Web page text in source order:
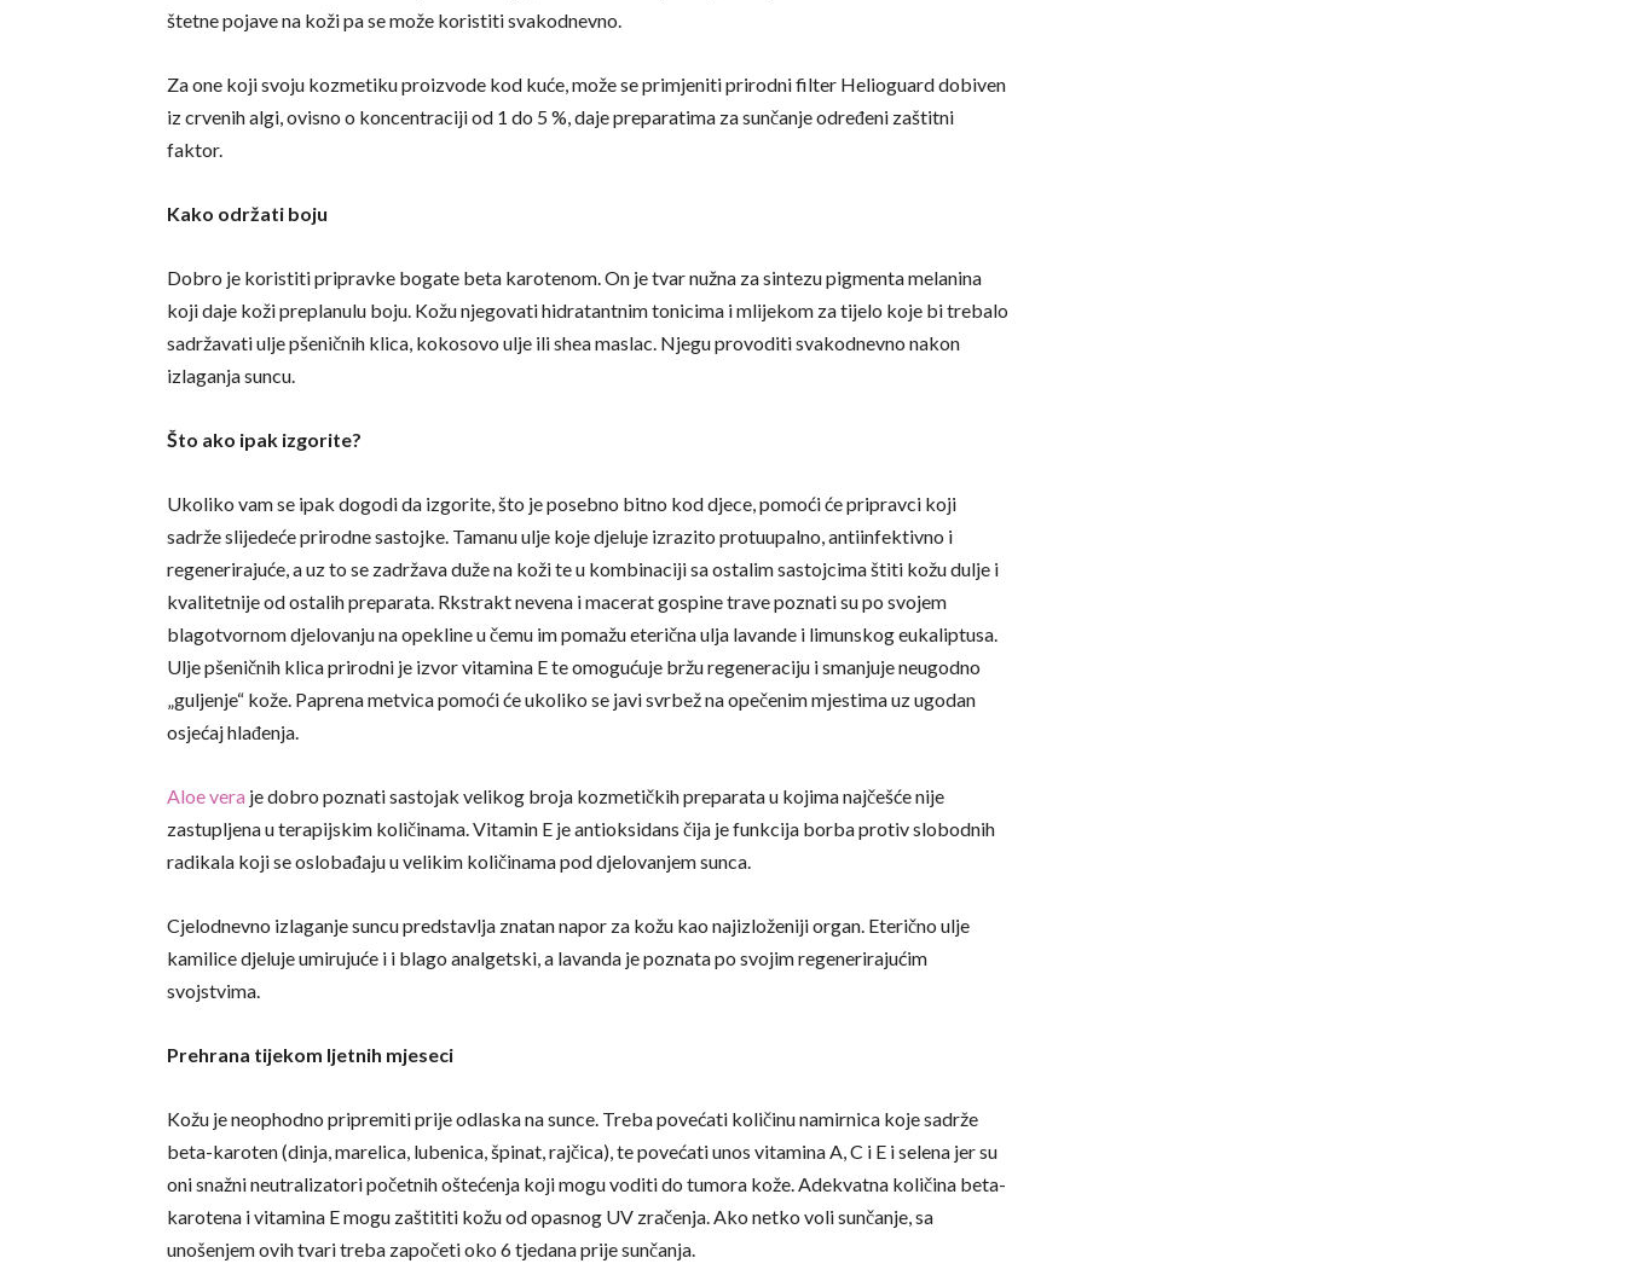
štetne pojave na koži pa se može koristiti svakodnevno.
Za one koji svoju kozmetiku proizvode kod kuće, može se primjeniti prirodni filter Helioguard dobiven
iz crvenih algi, ovisno o koncentraciji od 1 do 5 %, daje preparatima za sunčanje određeni zaštitni
faktor.
Kako održati boju
Dobro je koristiti pripravke bogate beta karotenom. On je tvar nužna za sintezu pigmenta melanina
koji daje koži preplanulu boju. Kožu njegovati hidratantnim tonicima i mlijekom za tijelo koje bi trebalo
sadržavati ulje pšeničnih klica, kokosovo ulje ili shea maslac. Njegu provoditi svakodnevno nakon
izlaganja suncu.
Što ako ipak izgorite?
Ukoliko vam se ipak dogodi da izgorite, što je posebno bitno kod djece, pomoći će pripravci koji
sadrže slijedeće prirodne sastojke. Tamanu ulje koje djeluje izrazito protuupalno, antiinfektivno i
regenerirajuće, a uz to se zadržava duže na koži te u kombinaciji sa ostalim sastojcima štiti kožu dulje i
kvalitetnije od ostalih preparata. Rkstrakt nevena i macerat gospine trave poznati su po svojem
blagotvornom djelovanju na opekline u čemu im pomažu eterična ulja lavande i limunskog eukaliptusa.
Ulje pšeničnih klica prirodni je izvor vitamina E te omogućuje bržu regeneraciju i smanjuje neugodno
„guljenje“ kože. Paprena metvica pomoći će ukoliko se javi svrbež na opečenim mjestima uz ugodan
osjećaj hlađenja.
Aloe vera je dobro poznati sastojak velikog broja kozmetičkih preparata u kojima najčešće nije
zastupljena u terapijskim količinama. Vitamin E je antioksidans čija je funkcija borba protiv slobodnih
radikala koji se oslobađaju u velikim količinama pod djelovanjem sunca.
Cjelodnevno izlaganje suncu predstavlja znatan napor za kožu kao najizloženiji organ. Eterično ulje
kamilice djeluje umirujuće i i blago analgetski, a lavanda je poznata po svojim regenerirajućim
svojstvima.
Prehrana tijekom ljetnih mjeseci
Kožu je neophodno pripremiti prije odlaska na sunce. Treba povećati količinu namirnica koje sadrže
beta-karoten (dinja, marelica, lubenica, špinat, rajčica), te povećati unos vitamina A, C i E i selena jer su
oni snažni neutralizatori početnih oštećenja koji mogu voditi do tumora kože. Adekvatna količina beta-
karotena i vitamina E mogu zaštititi kožu od opasnog UV zračenja. Ako netko voli sunčanje, sa
unošenjem ovih tvari treba započeti oko 6 tjedana prije sunčanja.